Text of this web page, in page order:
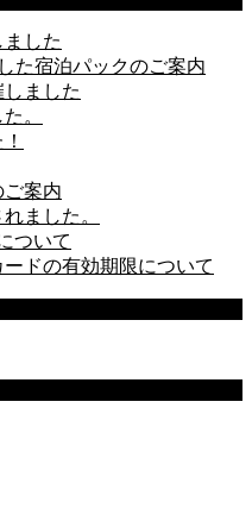
した
た宿泊パックのご案内
ました
。
案内
ました。
ついて
ドの有効期限について